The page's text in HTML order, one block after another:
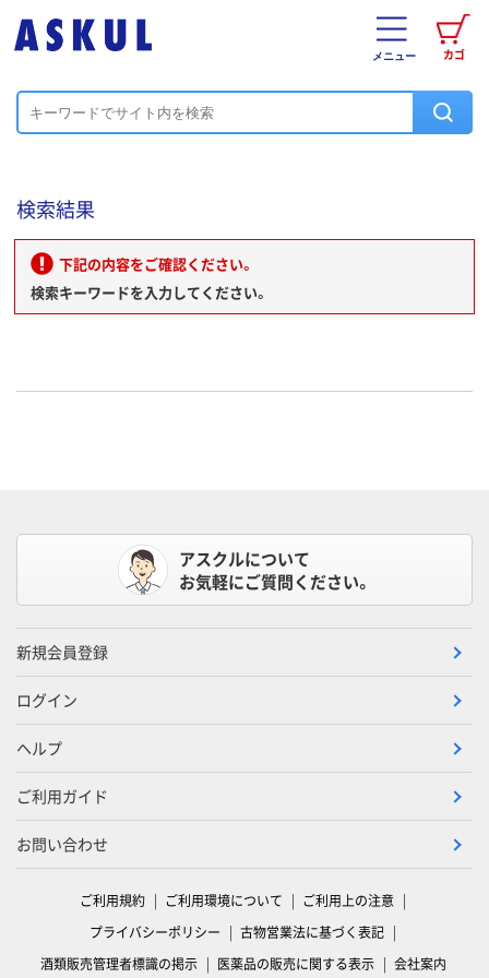
カゴ
メニュー
検索結果
下記の内容をご確認ください。
検索キーワードを入力してください。
アスクルについて
お気軽にご質問ください。
新規会員登録
ログイン
ヘルプ
ご利用ガイド
お問い合わせ
ご利用規約 ご利用環境について
ご利用上の注意
プライバシーポリシー
古物営業法に基づく表記
酒類販売管理者標識の掲示
医薬品の販売に関する表示 会社案内